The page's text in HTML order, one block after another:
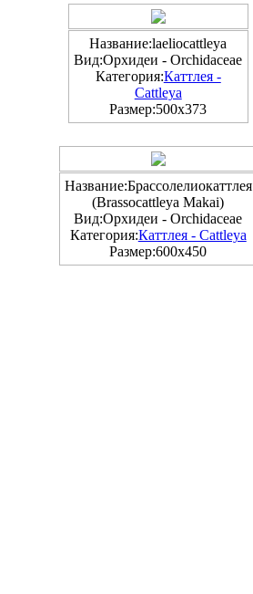
Название:laeliocattleya
Вид:Орхидеи - Orchidaceae
Категория:Каттлея -
Cattleya
Размер:500x373
Название:Брассолелиокаттлея
(Brassocattleya Makai)
Вид:Орхидеи - Orchidaceae
Категория:Каттлея - Cattleya
Размер:600x450